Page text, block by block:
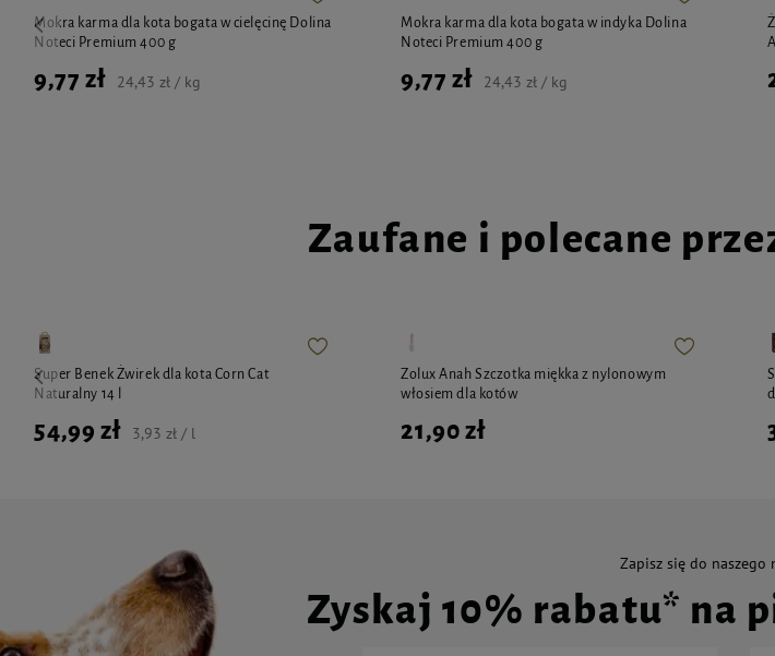
Mokra karma dla kota bogata w cielęcinę Dolina
Noteci Premium 400 g
9,77 zł 24,43 zł / kg
Mokra karma dla kota bogata w indyka Dolina
Noteci Premium 400 g
9,77 zł 24,43 zł / kg
Zaufane i polecane
Super Benek Żwirek dla kota Corn Cat
Naturalny 14 l
54,99 zł 3,93 zł / l
Zolux Anah Szczotka miękka z nylonowym
włosiem dla kotów
21,90 zł
Zapisz się do naszego
Zyskaj 10% rabatu* na